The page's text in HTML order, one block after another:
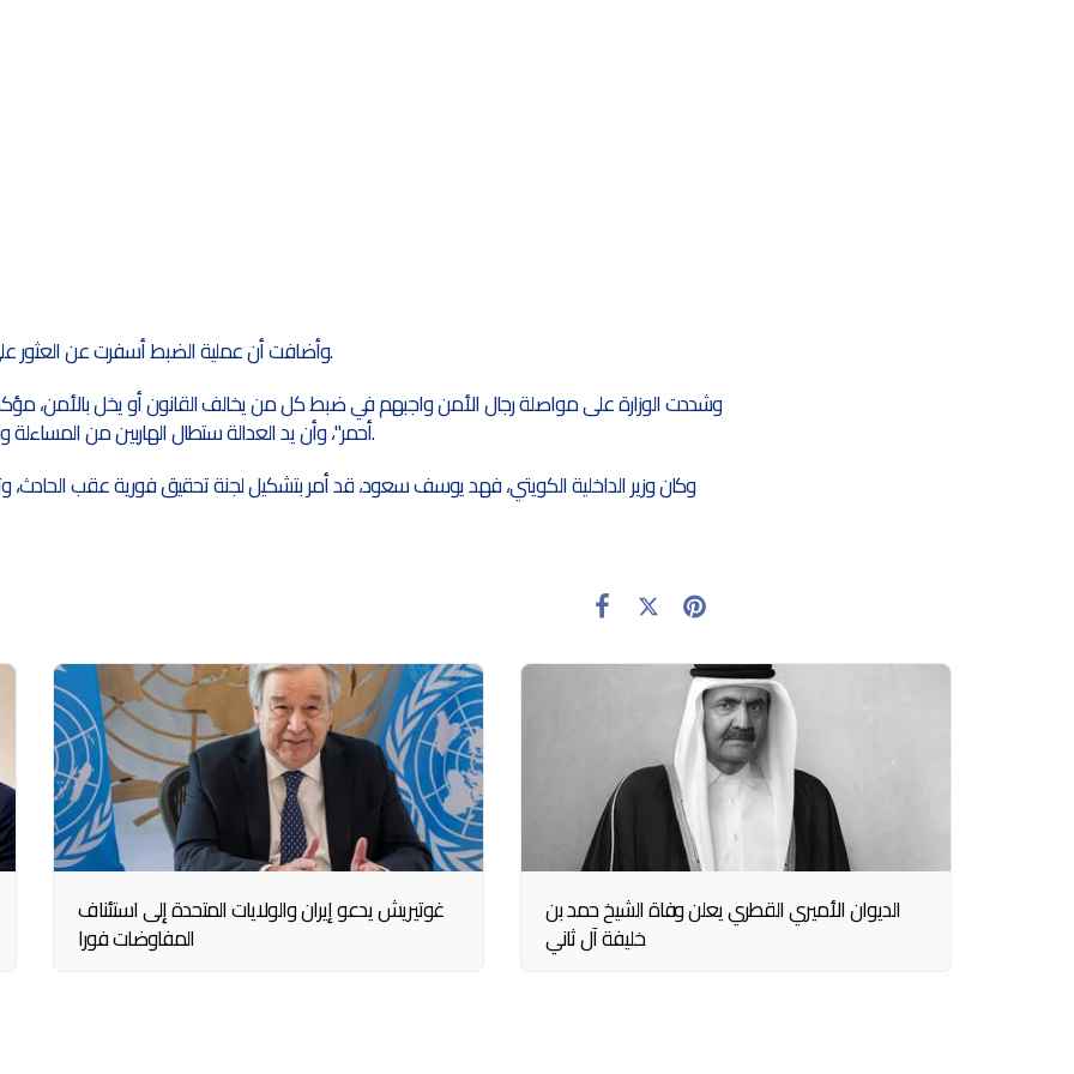
وأضافت أن عملية الضبط أسفرت عن العثور على سلاحين ناريين بحوزتهم.
أحمر"، وأن يد العدالة ستطال الهاربين من المساءلة وكل من يساعد المطلوبين.
غوتيريش يدعو إيران والولايات المتحدة إلى استئناف
المفاوضات فورا
الديوان الأميري القطري يعلن وفاة الشيخ حمد بن
خليفة آل ثاني